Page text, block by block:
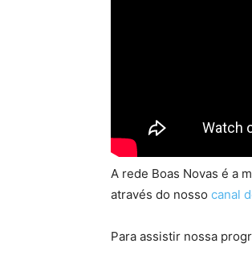
A rede Boas Novas é a
através do nosso canal
Para assistir nossa